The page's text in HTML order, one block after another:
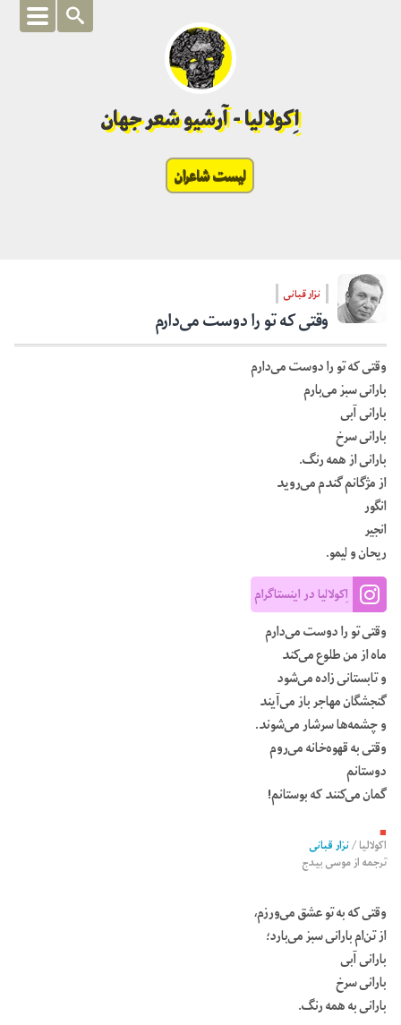
اِکولالیا - آرشیو شعر جهان
لیست شاعران
نزار قبانی
وقتی که تو را دوست می‌دارم
وقتی که تو را دوست می‌دارم
بارانی سبز می‌بارم
بارانی آبی
بارانی سرخ
بارانی از همه رنگ.
از مژگانم گندم می‌روید
انگور
انجیر
ریحان و لیمو.
اِکولالیا در اینستاگرام
وقتی تو را دوست می‌دارم
ماه از من طلوع می‌کند
و تابستانی زاده می‌شود
گنجشگان مهاجر باز می‌آیند
و چشمه‌ها سرشار می‌شوند.
وقتی به قهوه‌خانه می‌روم
دوستانم
گمان می‌کنند که بوستانم!
■
اکولالیا/نزار قبانی
ترجمه ازموسی بیدج
وقتی که به تو عشق می‌ورزم،
از تن‌ام بارانی سبز می‌بارد؛
بارانی آبی
بارانی سرخ
بارانی به همه رنگ.